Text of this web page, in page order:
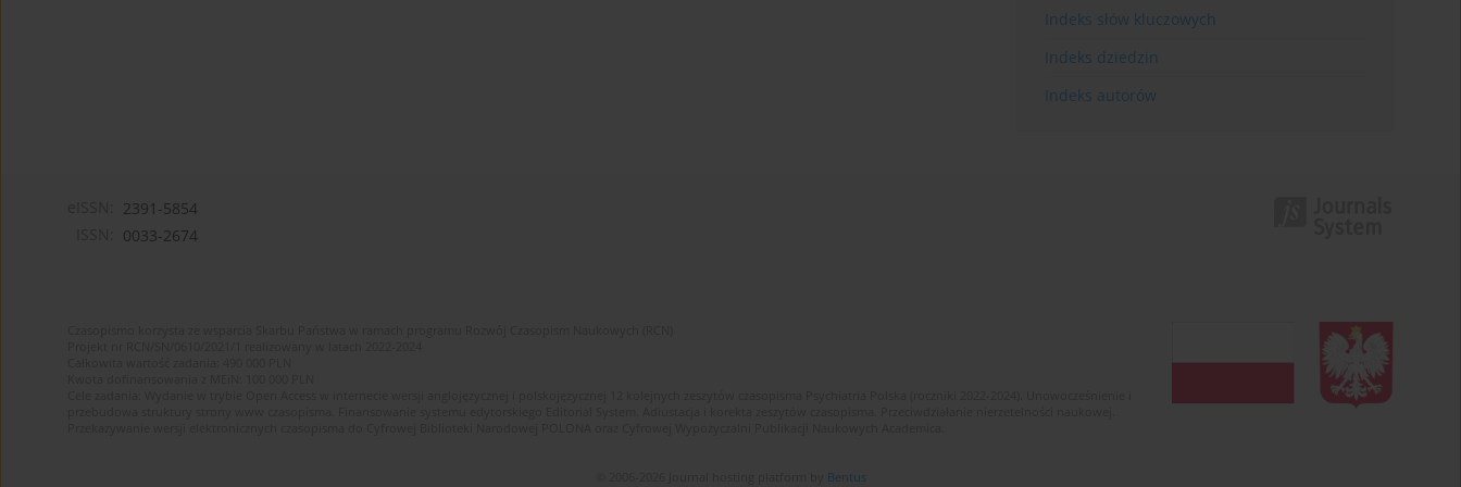
Indeks słów kluczowych
Indeks dziedzin
Indeks autorów
2391-5854
0033-2674
Bentus